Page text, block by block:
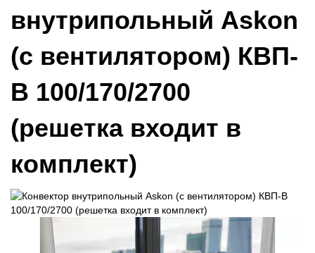
внутрипольный Askon
(с вентилятором) КВП-
В 100/170/2700
(решетка входит в
комплект)